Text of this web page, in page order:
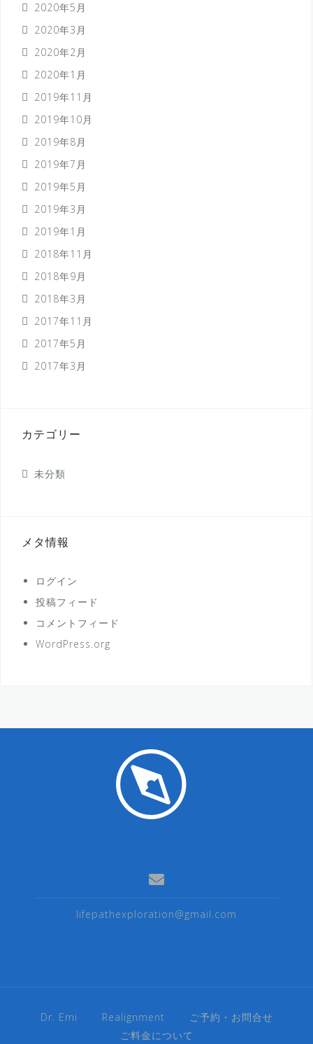
2020年5月
2020年3月
2020年2月
2020年1月
2019年11月
2019年10月
2019年8月
2019年7月
2019年5月
2019年3月
2019年1月
2018年11月
2018年9月
2018年3月
2017年11月
2017年5月
2017年3月
カテゴリー
未分類
メタ情報
ログイン
投稿フィード
コメントフィード
WordPress.org
lifepathexploration@gmail.com
Dr. Emi Realignment
ご予約・お問合せ
ご料金について